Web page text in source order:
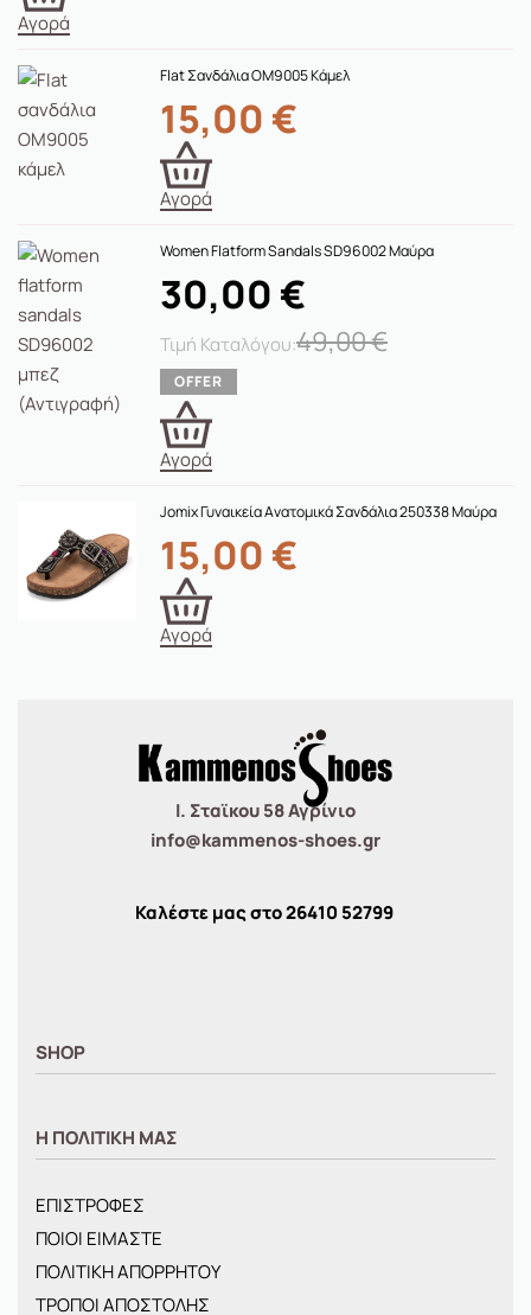
Αγορά
Flat Σανδάλια ΟΜ9005 Κάμελ
15,00 €
Αγορά
Women Flatform Sandals SD96002 Μαύρα
49,00€
30,00 €
Αγορά
Jomix Γυναικεία Ανατομικά Σανδάλια 250338 Μαύρα
15,00 €
Αγορά
Ι. Σταϊκου 58 Αγρίνιο
info@kammenos-shoes.gr
Καλέστε μας στο26410 52799
SHOP
ΓΥΝΑΙΚΕΙΑ
BRANDS
ΝΕΕΣ ΑΦΙΞΕΙΣ
OFFERS
ΤΣΑΝΤΕΣ
Η ΠΟΛΙΤΙΚΗ ΜΑΣ
ΕΠΙΣΤΡΟΦΕΣ
ΠΟΙΟΙ ΕΙΜΑΣΤΕ
ΠΟΛΙΤΙΚΗ ΑΠΟΡΡΗΤΟΥ
ΤΡΟΠΟΙ ΑΠΟΣΤΟΛΗΣ